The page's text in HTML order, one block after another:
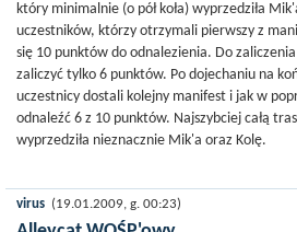
który minimalnie (o pół koła) wyprzedziła
uczestników, którzy otrzymali pierwszy z
się 10 punktów do odnalezienia. Do
zaliczyć tylko 6 punktów. Po dojechaniu na
uczestnicy dostali kolejny manifest i jak w
odnaleźć 6 z 10 punktów. Najszybciej całą
wyprzedziła nieznacznie Mik'a oraz Kolę.
virus (19.01.2009, g. 00:23)